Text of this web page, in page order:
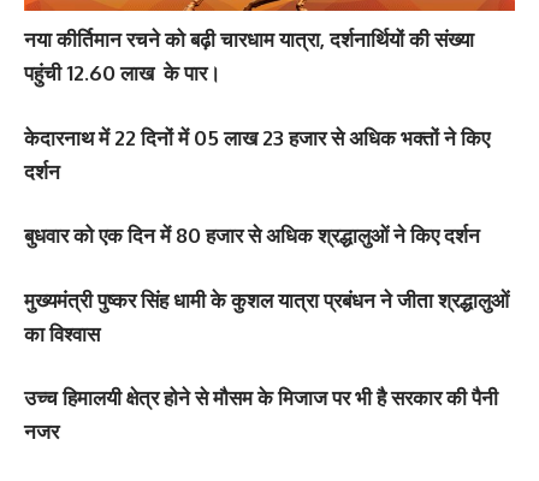
नया कीर्तिमान रचने को बढ़ी चारधाम यात्रा,दर्शनार्थियों की संख्या
पहुंची 12.60 लाख के पार।
केदारनाथ में 22 दिनों में 05 लाख 23 हजार से अधिक भक्तों ने किए
दर्शन
बुधवार को एक दिन में 80 हजार से अधिक श्रद्धालुओं ने किए दर्शन
मुख्यमंत्री पुष्कर सिंह धामी के कुशल यात्रा प्रबंधन ने जीता श्रद्धालुओं
का विश्वास
उच्च हिमालयी क्षेत्र होने से मौसम के मिजाज पर भी है सरकार की पैनी
नजर